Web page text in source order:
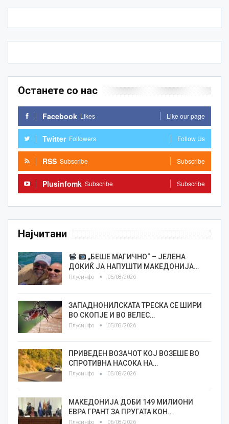
Останете со нас
Facebook Likes Like our page
Twitter Followers Follow Us
RSS Subscribe Subscribe
Plusinfomk Subscribe Subscribe
Најчитани
„БЕШЕ МАГИЧНО“ – ЈЕЛЕНА
ДОКИЌ ЈА НАПУШТИ МАКЕДОНИЈА…
Плусинфо 05/08/2026
ЗАПАДНОНИЛСКАТА ТРЕСКА СЕ ШИРИ
ВО СКОПЈЕ И ВО ВЕЛЕС…
Плусинфо 05/08/2026
ПРИВЕДЕН ВОЗАЧОТ КОЈ ВОЗЕШЕ ВО
СПРОТИВНА НАСОКА НА…
Плусинфо 05/08/2026
МАКЕДОНИЈА ДОБИ 149 МИЛИОНИ
ЕВРА ГРАНТ ЗА ПРУГАТА КОН…
Плусинфо 06/08/2026